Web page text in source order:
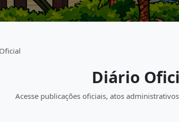
Diário
Acesse publicações oficiais, atos